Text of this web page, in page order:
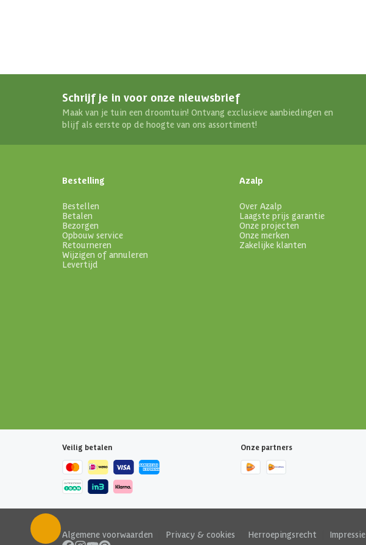
Schrijf je in voor onze nieuwsbrief
Maak van je tuin een droomtuin! Ontvang exclusieve aanbiedingen en
blijf als eerste op de hoogte van ons assortiment!
Bestelling
Bestellen
Betalen
Bezorgen
Opbouw service
Retourneren
Wijzigen of annuleren
Levertijd
Azalp
Over Azalp
Laagste prijs garantie
Onze projecten
Onze merken
Zakelijke klanten
Veilig betalen Onze partners
Algemene voorwaarden Privacy & cookies Herroepingsrecht Impressie